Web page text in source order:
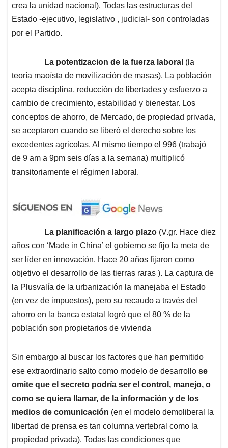
crea la unidad nacional). Todas las estructuras del
Estado -ejecutivo, legislativo , judicial- son controladas
por el Partido.
La potentizacion de la fuerza laboral (la
teoría maoísta de movilización de masas). La población
acepta disciplina, reducción de libertades y esfuerzo a
cambio de crecimiento, estabilidad y bienestar. Los
conceptos de ahorro, de Mercado, de propiedad privada,
se aceptaron cuando se liberó el derecho sobre los
excedentes agricolas. Al mismo tiempo el 996 (trabajó
de 9 am a 9pm seis días a la semana) multiplicó
transitoriamente el régimen laboral.
La planificación a largo plazo (V.gr. Hace diez
años con ‘Made in China’ el gobierno se fijo la meta de
ser líder en innovación. Hace 20 años fijaron como
objetivo el desarrollo de las tierras raras ). La captura de
la Plusvalía de la urbanización la manejaba el Estado
(en vez de impuestos), pero su recaudo a través del
ahorro en la banca estatal logró que el 80 % de la
población son propietarios de vivienda
Sin embargo al buscar los factores que han permitido
ese extraordinario salto como modelo de desarrollo se
omite que el secreto podría ser el control, manejo, o
como se quiera llamar, de la información y de los
medios de comunicación (en el modelo demoliberal la
libertad de prensa es tan columna vertebral como la
propiedad privada). Todas las condiciones que